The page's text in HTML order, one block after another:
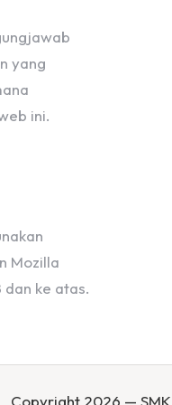
yang
ini.
Mozilla
ke atas.
Copyright 2026 — SMK